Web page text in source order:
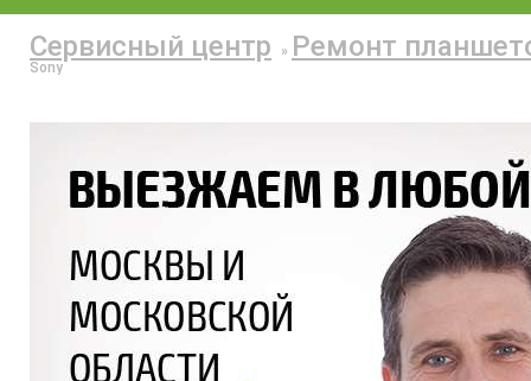
Сервисный центр » Ремонт
Sony